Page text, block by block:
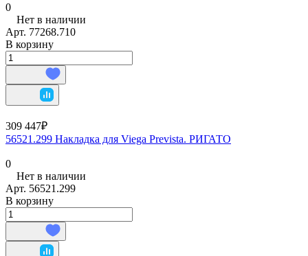
0
Нет в наличии
Арт. 77268.710
В корзину
309 447₽
56521.299 Накладка для Viega Prevista. РИГАТО
0
Нет в наличии
Арт. 56521.299
В корзину